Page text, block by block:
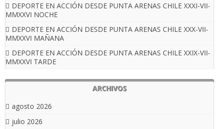
DEPORTE EN ACCIÓN DESDE PUNTA ARENAS CHILE XXXI-VII-
MMXXVI NOCHE
DEPORTE EN ACCIÓN DESDE PUNTA ARENAS CHILE XXX-VII-
MMXXVI MAÑANA
DEPORTE EN ACCIÓN DESDE PUNTA ARENAS CHILE XXIX-VII-
MMXXVI TARDE
ARCHIVOS
agosto 2026
julio 2026